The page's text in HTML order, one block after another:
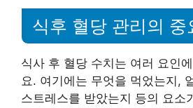
식후 혈당 관리의 중
식사 후 혈당 수치는 여러 요인
요. 여기에는 무엇을 먹었는지,
스트레스를 받았는지 등의 요소